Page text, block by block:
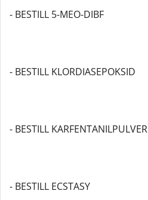
- BESTILL 5-MEO-DIBF
- BESTILL KLORDIASEPOKSID
- BESTILL KARFENTANILPULVER
- BESTILL ECSTASY